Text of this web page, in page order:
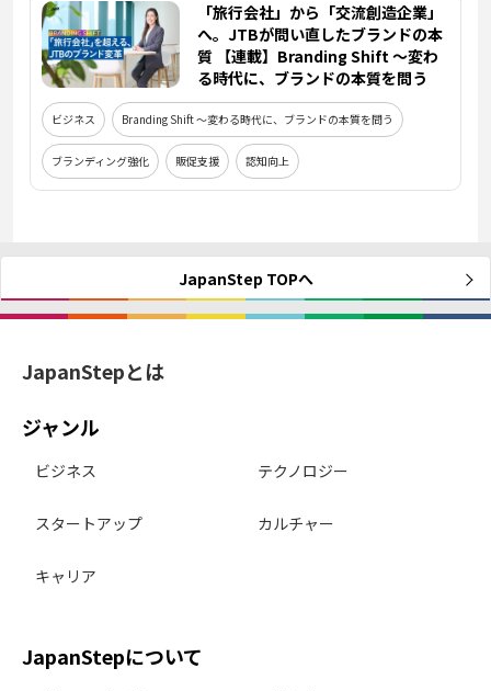
「旅行会社」から「交流創造企業」
へ。JTBが問い直したブランドの本
質 【連載】Branding Shift ～変わ
る時代に、ブランドの本質を問う
ビジネス Branding Shift ～変わる時代に、ブランドの本質を問う
ブランディング強化 販促支援 認知向上
JapanStep TOPへ
JapanStepとは
ジャンル
ビジネス テクノロジー
スタートアップ カルチャー
キャリア
JapanStepについて